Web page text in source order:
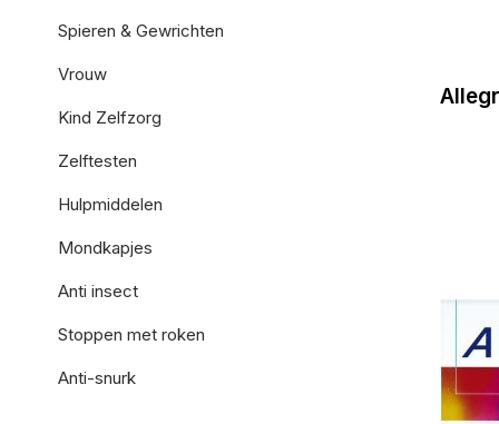
Spieren & Gewrichten
Vrouw
Kind Zelfzorg
Zelftesten
Hulpmiddelen
Mondkapjes
Anti insect
Stoppen met roken
Anti-snurk